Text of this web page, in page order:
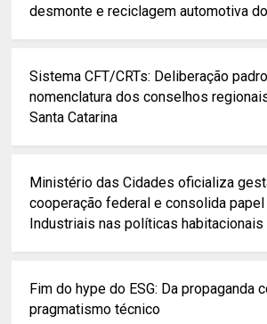
desmonte e reciclagem automotiva
Sistema CFT/CRTs: Deliberação
nomenclatura dos conselhos
Santa Catarina
Ministério das Cidades oficializa
cooperação federal e consolida
Industriais nas políticas habitacionais
Fim do hype do ESG: Da propaganda
pragmatismo técnico